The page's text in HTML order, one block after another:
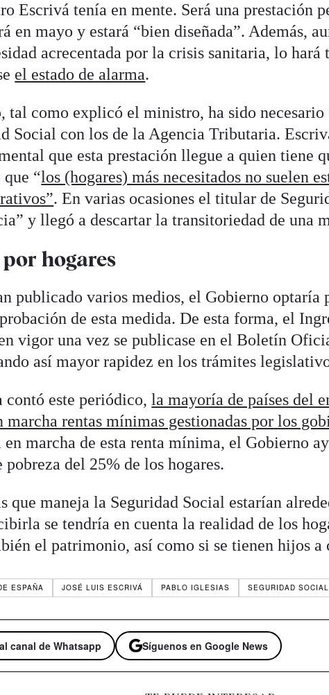
Escrivá tenía en mente. Será una prestación
en mayo y estará “bien diseñada”. Además,
acrecentada por la crisis sanitaria, lo hará
el estado de alarma.
tal como explicó el ministro, ha sido necesario
Social con los de la Agencia Tributaria.
que esta prestación llegue a quien tiene
que “los (hogares) más necesitados no suelen
. En varias ocasiones el titular de
y llegó a descartar la transitoriedad de una
hogares
publicado varios medios, el Gobierno optaría
de esta medida. De esta forma, el
vigor una vez se publicase en el Boletín
así mayor rapidez en los trámites
contó este periódico,la mayoría de países del
marcha rentas mínimas gestionadas por los
en marcha de esta renta mínima, el Gobierno
pobreza del 25% de los hogares.
que maneja la Seguridad Social estarían
se tendría en cuenta la realidad de los
el patrimonio, así como si se tienen hijos a
ESPAÑA JOSÉ LUIS ESCRIVÁ PABLO IGLESIAS SEGURIDAD SOCIAL
canal de Whatsapp Síguenos en Google News